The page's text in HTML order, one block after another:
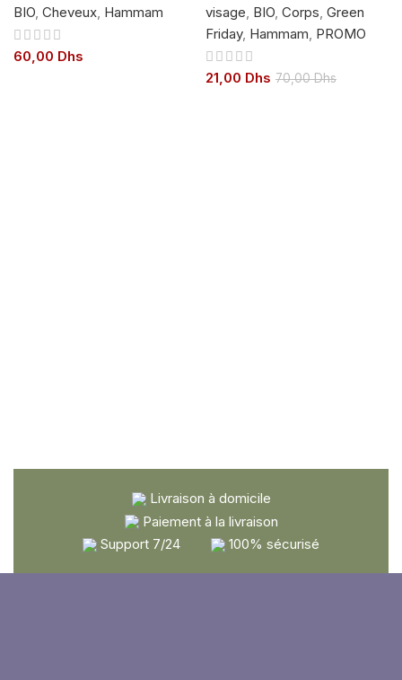
BIO, Cheveux, Hammam
60,00 Dhs
visage, BIO, Corps, Green
Friday, Hammam, PROMO
21,00 Dhs 70,00Dhs
Livraison à domicile
Paiement à la livraison
Support 7/24
100% sécurisé